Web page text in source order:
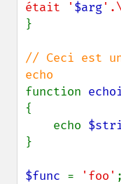
était ' $arg
}
// Ceci est
function
{
    echo
}
$func = 'foo'